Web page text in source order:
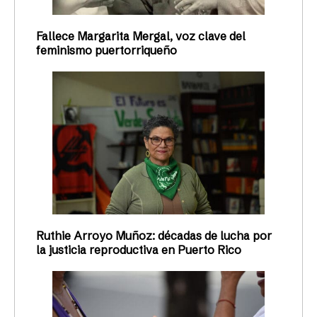
Fallece Margarita Mergal, voz clave del
feminismo puertorriqueño
Ruthie Arroyo Muñoz: décadas de lucha por
la justicia reproductiva en Puerto Rico